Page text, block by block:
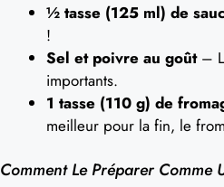
½ tasse (125 ml) de
!
Sel et poivre au goût–
importants.
1 tasse (110 g) de
meilleur pour la fin, le
Comment Le Préparer Comme